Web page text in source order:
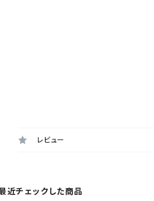
レビュー
近チェックした商品